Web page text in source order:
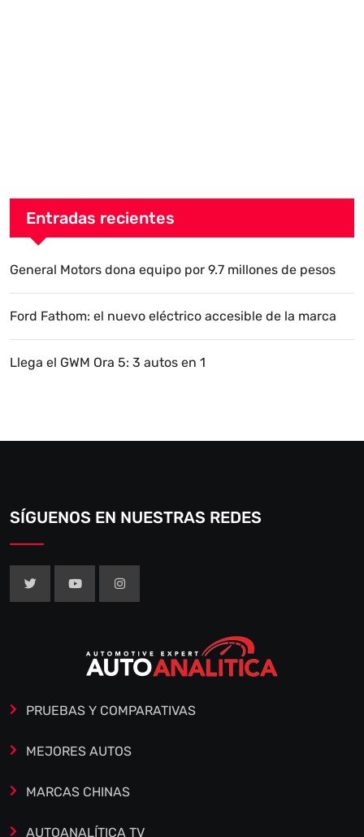
Entradas recientes
General Motors dona equipo por 9.7 millones de pesos
Ford Fathom: el nuevo eléctrico accesible de la marca
Llega el GWM Ora 5: 3 autos en 1
SÍGUENOS EN NUESTRAS REDES
PRUEBAS Y COMPARATIVAS
MEJORES AUTOS
MARCAS CHINAS
AUTOANALÍTICA TV